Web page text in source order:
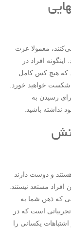
معمولا عزت
افراد در
که هیچ کس کامل
شکست خواهید خورد.
رسیدن به
نداشته باشید.
و دوست دارند
افراد مستعد نیستند.
که ذهن شما به
است که در
اشتباهات یکسانی را